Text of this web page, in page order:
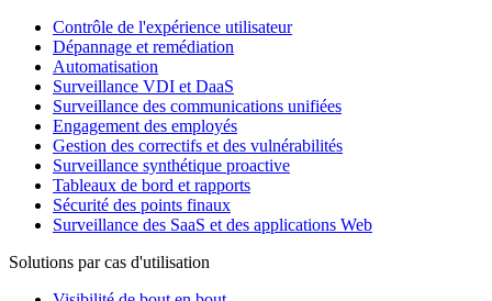
Contrôle de l'expérience utilisateur
Dépannage et remédiation
Automatisation
Surveillance VDI et DaaS
Surveillance des communications unifiées
Engagement des employés
Gestion des correctifs et des vulnérabilités
Surveillance synthétique proactive
Tableaux de bord et rapports
Sécurité des points finaux
Surveillance des SaaS et des applications Web
Solutions par cas d'utilisation